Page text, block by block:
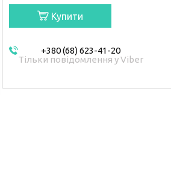
Купити
+380 (68) 623-41-20
Тільки повідомлення у Viber